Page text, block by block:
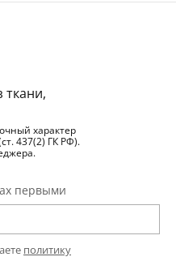
ткани,
характер
437(2) ГК РФ).
первыми
политику